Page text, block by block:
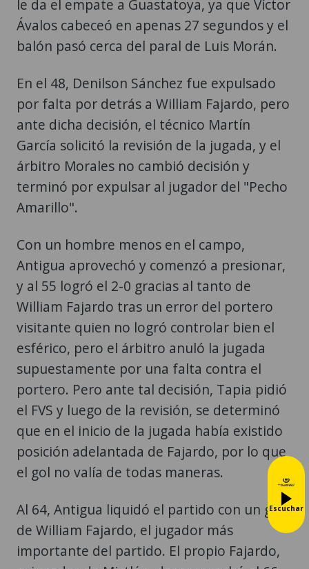
le da el empate a Guastatoya, ya que Víctor
Ávalos cabeceó en apenas 27 segundos y el
balón pasó cerca del paral de Luis Morán.
En el 48, Denilson Sánchez fue expulsado
por falta por detrás a William Fajardo, pero
ante dicha decisión, el técnico Martín
García solicitó la revisión de la jugada, y el
árbitro Morales no cambió decisión y
terminó por expulsar al jugador del "Pecho
Amarillo".
Con un hombre menos en el campo,
Antigua aprovechó y comenzó a presionar,
y al 55 logró el 2-0 gracias al tanto de
William Fajardo tras un error del portero
visitante quien no logró controlar bien el
esférico, pero el árbitro anuló la jugada
supuestamente por una falta contra el
portero. Pero ante tal decisión, Tapia pidió
el FVS y luego de la revisión, se determinó
que en el inicio de la jugada había existido
posición adelantada de Fajardo, por lo que
el gol no valía de todas maneras.
Al 64, Antigua liquidó el partido con un gol
de William Fajardo, el jugador más
importante del partido. El propio Fajardo,
Escuchar